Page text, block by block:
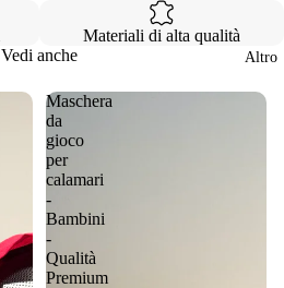
Altro
Materiali di alta qualità
Vedi anche
Maschera
da
gioco
per
calamari
-
Bambini
-
Qualità
Premium